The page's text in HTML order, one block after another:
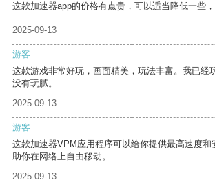
这款加速器app的价格有点贵，可以适当降低一些，
2025-09-13
游客
这款游戏非常好玩，画面精美，玩法丰富。我已经
没有玩腻。
2025-09-13
游客
这款加速器VPM应用程序可以给你提供最高速度和
助你在网络上自由移动。
2025-09-13